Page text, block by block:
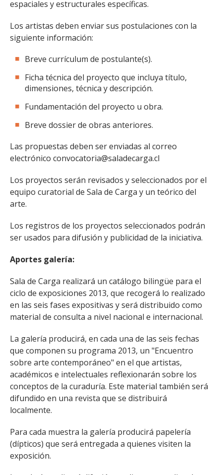
espaciales y estructurales específicas.
Los artistas deben enviar sus postulaciones con la
siguiente información:
Breve currículum de postulante(s).
Ficha técnica del proyecto que incluya título,
dimensiones, técnica y descripción.
Fundamentación del proyecto u obra.
Breve dossier de obras anteriores.
Las propuestas deben ser enviadas al correo
electrónico convocatoria@saladecarga.cl
Los proyectos serán revisados y seleccionados por el
equipo curatorial de Sala de Carga y un teórico del
arte.
Los registros de los proyectos seleccionados podrán
ser usados para difusión y publicidad de la iniciativa.
Aportes galería:
Sala de Carga realizará un catálogo bilingüe para el
ciclo de exposiciones 2013, que recogerá lo realizado
en las seis fases expositivas y será distribuido como
material de consulta a nivel nacional e internacional.
La galería producirá, en cada una de las seis fechas
que componen su programa 2013, un "Encuentro
sobre arte contemporáneo" en el que artistas,
académicos e intelectuales reflexionarán sobre los
conceptos de la curaduría. Este material también será
difundido en una revista que se distribuirá
localmente.
Para cada muestra la galería producirá papelería
(dípticos) que será entregada a quienes visiten la
exposición.